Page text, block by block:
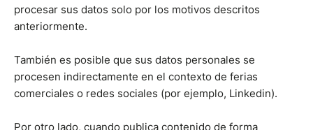
procesar sus datos solo por los motivos descritos
anteriormente.
También es posible que sus datos personales se
procesen indirectamente en el contexto de ferias
comerciales o redes sociales (por ejemplo, Linkedin).
Por otro lado, cuando publica contenido de forma